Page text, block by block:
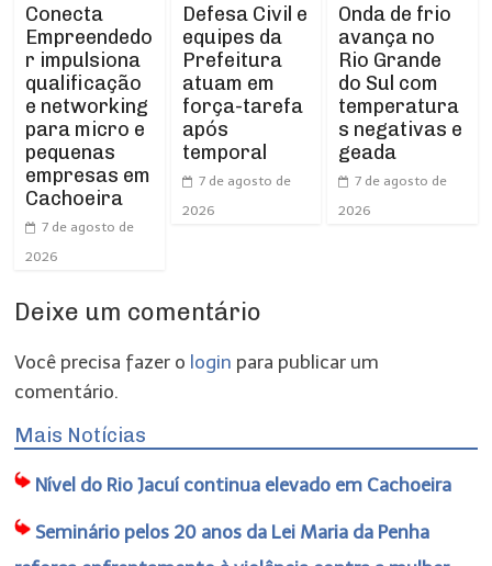
Conecta
Empreendedo
r impulsiona
qualificação
e networking
para micro e
pequenas
empresas em
Cachoeira
7 de agosto de
2026
Defesa Civil e
equipes da
Prefeitura
atuam em
força-tarefa
após
temporal
7 de agosto de
2026
Onda de frio
avança no
Rio Grande
do Sul com
temperatura
s negativas e
geada
7 de agosto de
2026
Deixe um comentário
Você precisa fazer o login para publicar um
comentário.
Mais Notícias
Nível do Rio Jacuí continua elevado em Cachoeira
Seminário pelos 20 anos da Lei Maria da Penha